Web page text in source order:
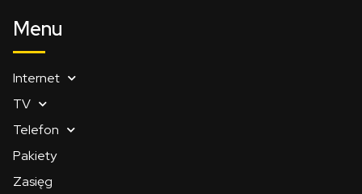
Menu
Internet
TV
Telefon
Pakiety
Zasięg